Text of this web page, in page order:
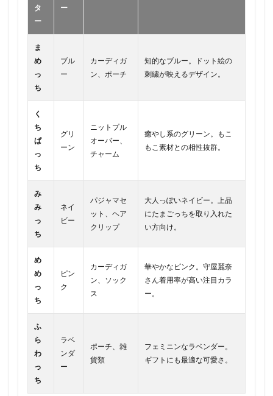
タ
ー
ー
ま
め
っ
ち
ブル
ー
カーディガ
ン、ポーチ
知的なブルー。ドット絵の
刺繍が映えるデザイン。
く
ち
ぱ
っ
ち
グリ
ーン
ニットプル
オーバー、
チャーム
癒やし系のグリーン。もこ
もこ素材との相性抜群。
み
み
っ
ち
ネイ
ビー
パジャマセ
ット、ヘア
クリップ
大人っぽいネイビー。上品
にたまごっちを取り入れた
い方向け。
め
め
っ
ち
ピン
ク
カーディガ
ン、ソック
ス
華やかなピンク。守屋麗奈
さん着用率が高い注目カラ
ー。
ふ
ら
わ
っ
ち
ラベ
ンダ
ー
ポーチ、雑
貨類
フェミニンなラベンダー。
ギフトにも最適な可愛さ。